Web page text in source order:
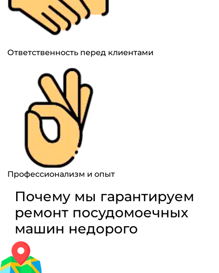
Ответственность перед клиентами
Профессионализм и опыт
Почему мы гарантируем
ремонт посудомоечных
машин недорого